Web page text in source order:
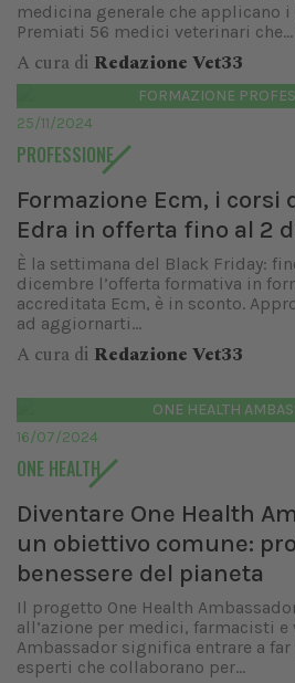
medicina generale che applicano
Premiati 56 medici veterinari che...
A cura di Redazione Vet33
FORMAZIONE
25/11/2024
PROFESSIONE
Formazione Ecm, i corsi
Edra in offerta fino al 2
È la settimana del Black Friday:
dicembre l’offerta formativa in
accreditata Ecm, è in sconto.
ad aggiornarti...
A cura di Redazione Vet33
ONE HEALTH
16/07/2024
ONE HEALTH
Diventare One Health
un obiettivo comune:
benessere del pianeta
Il progetto One Health
all’azione per medici, farmacisti
Ambassador significa entrare a
esperti che collaborano per...